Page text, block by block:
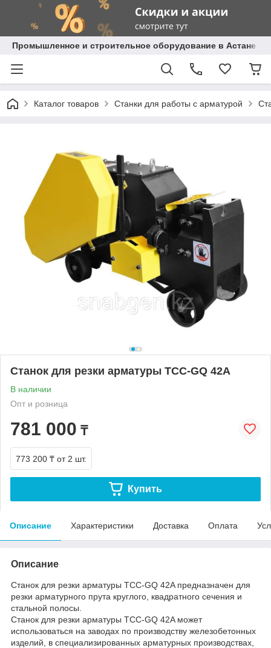
Промышленное и строительное оборудование в Астане с
Каталог товаров Станки для работы с арматурой
Станок для резки арматуры ТСС-GQ 42A
В наличии
Опт и розница
781 000 ₸
773 200 ₸ от 2 шт.
Купить
Описание Характеристики Доставка Оплата
Описание
Станок для резки арматуры ТСС-GQ 42A предназначен для
резки арматурного прута круглого, квадратного сечения и
стальной полосы.
Станок для резки арматуры ТСС-GQ 42A может
использоваться на заводах по производству железобетонных
изделий, в специализированных арматурных производствах,